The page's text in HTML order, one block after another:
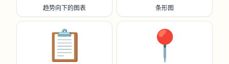
趋势向下的图表 条形图
📋️ 📍